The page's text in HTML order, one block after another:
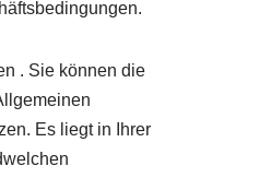
. Sie können die
Es liegt in Ihrer